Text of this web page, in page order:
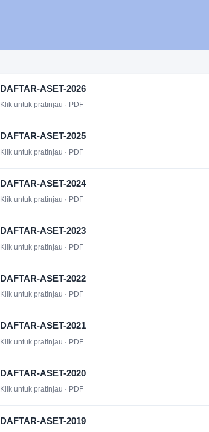
DAFTAR-ASET-2026
Klik untuk pratinjau · PDF
DAFTAR-ASET-2025
Klik untuk pratinjau · PDF
DAFTAR-ASET-2024
Klik untuk pratinjau · PDF
DAFTAR-ASET-2023
Klik untuk pratinjau · PDF
DAFTAR-ASET-2022
Klik untuk pratinjau · PDF
DAFTAR-ASET-2021
Klik untuk pratinjau · PDF
DAFTAR-ASET-2020
Klik untuk pratinjau · PDF
DAFTAR-ASET-2019